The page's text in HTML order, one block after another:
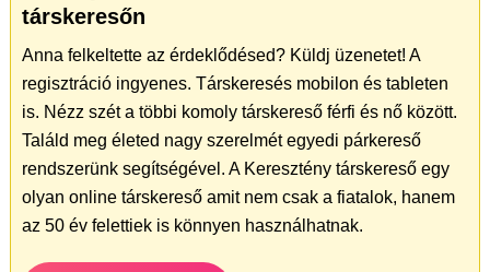
társkeresőn
Anna felkeltette az érdeklődésed? Küldj üzenetet! A
regisztráció ingyenes. Társkeresés mobilon és tableten
is. Nézz szét a többi komoly társkereső férfi és nő között.
Találd meg életed nagy szerelmét egyedi párkereső
rendszerünk segítségével. A Keresztény társkereső egy
olyan online társkereső amit nem csak a fiatalok, hanem
az 50 év felettiek is könnyen használhatnak.